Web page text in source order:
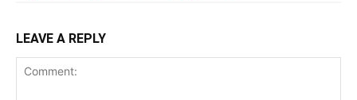
LEAVE A REPLY